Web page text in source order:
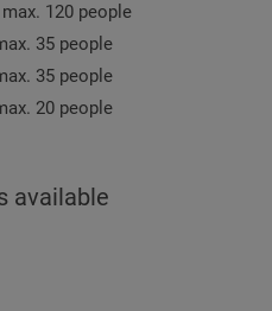
120 people
35 people
35 people
20 people
available